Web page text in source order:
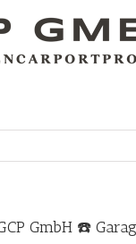
GmbH ☎️